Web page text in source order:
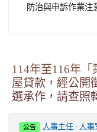
防治與申訴作業注
114年至116年
屋貸款，經公開
選承作，請查照
公告 人事主任 - 人事